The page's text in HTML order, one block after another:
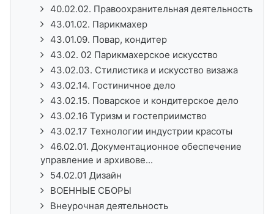
40.02.02. Правоохранительная деятельность
43.01.02. Парикмахер
43.01.09. Повар, кондитер
43.02. 02 Парикмахерское искусство
43.02.03. Стилистика и искусство визажа
43.02.14. Гостиничное дело
43.02.15. Поварское и кондитерское дело
43.02.16 Туризм и гостеприимство
43.02.17 Технологии индустрии красоты
46.02.01. Документационное обеспечение
управление и архивове...
54.02.01 Дизайн
ВОЕННЫЕ СБОРЫ
Внеурочная деятельность